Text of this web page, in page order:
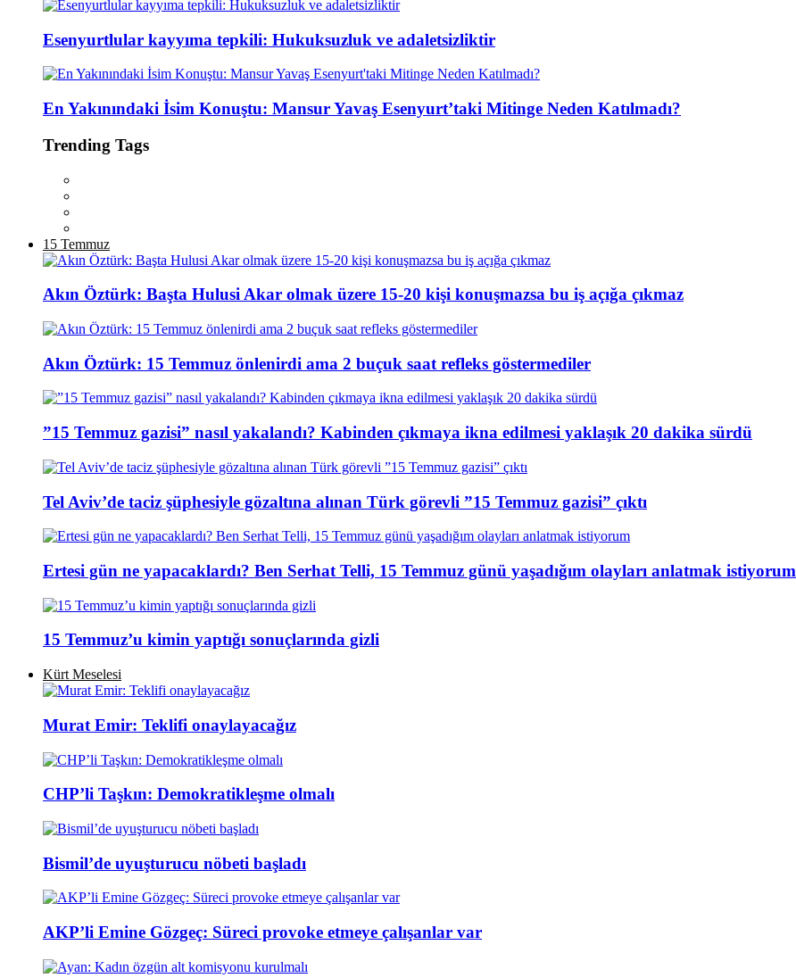
Esenyurtlular kayyıma tepkili: Hukuksuzluk ve adaletsizliktir
En Yakınındaki İsim Konuştu: Mansur Yavaş Esenyurt’taki Mitinge Neden Katılmadı?
Trending Tags
15 Temmuz
Akın Öztürk: Başta Hulusi Akar olmak üzere 15-20 kişi konuşmazsa bu iş açığa çıkmaz
Akın Öztürk: 15 Temmuz önlenirdi ama 2 buçuk saat refleks göstermediler
”15 Temmuz gazisi” nasıl yakalandı? Kabinden çıkmaya ikna edilmesi yaklaşık 20 dakika sürdü
Tel Aviv’de taciz şüphesiyle gözaltına alınan Türk görevli ”15 Temmuz gazisi” çıktı
Ertesi gün ne yapacaklardı? Ben Serhat Telli, 15 Temmuz günü yaşadığım olayları anlatmak istiyorum
15 Temmuz’u kimin yaptığı sonuçlarında gizli
Kürt Meselesi
Murat Emir: Teklifi onaylayacağız
CHP’li Taşkın: Demokratikleşme olmalı
Bismil’de uyuşturucu nöbeti başladı
AKP’li Emine Gözgeç: Süreci provoke etmeye çalışanlar var